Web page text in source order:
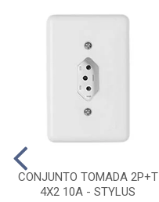
CONJUNTO TOMADA 2P+T
4X2 10A - STYLUS